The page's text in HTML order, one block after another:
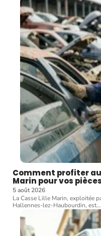
Comment profiter
Marin pour vos
5 août 2026
La Casse Lille Marin, exploitée
Hallennes-lez-Haubourdin, est…